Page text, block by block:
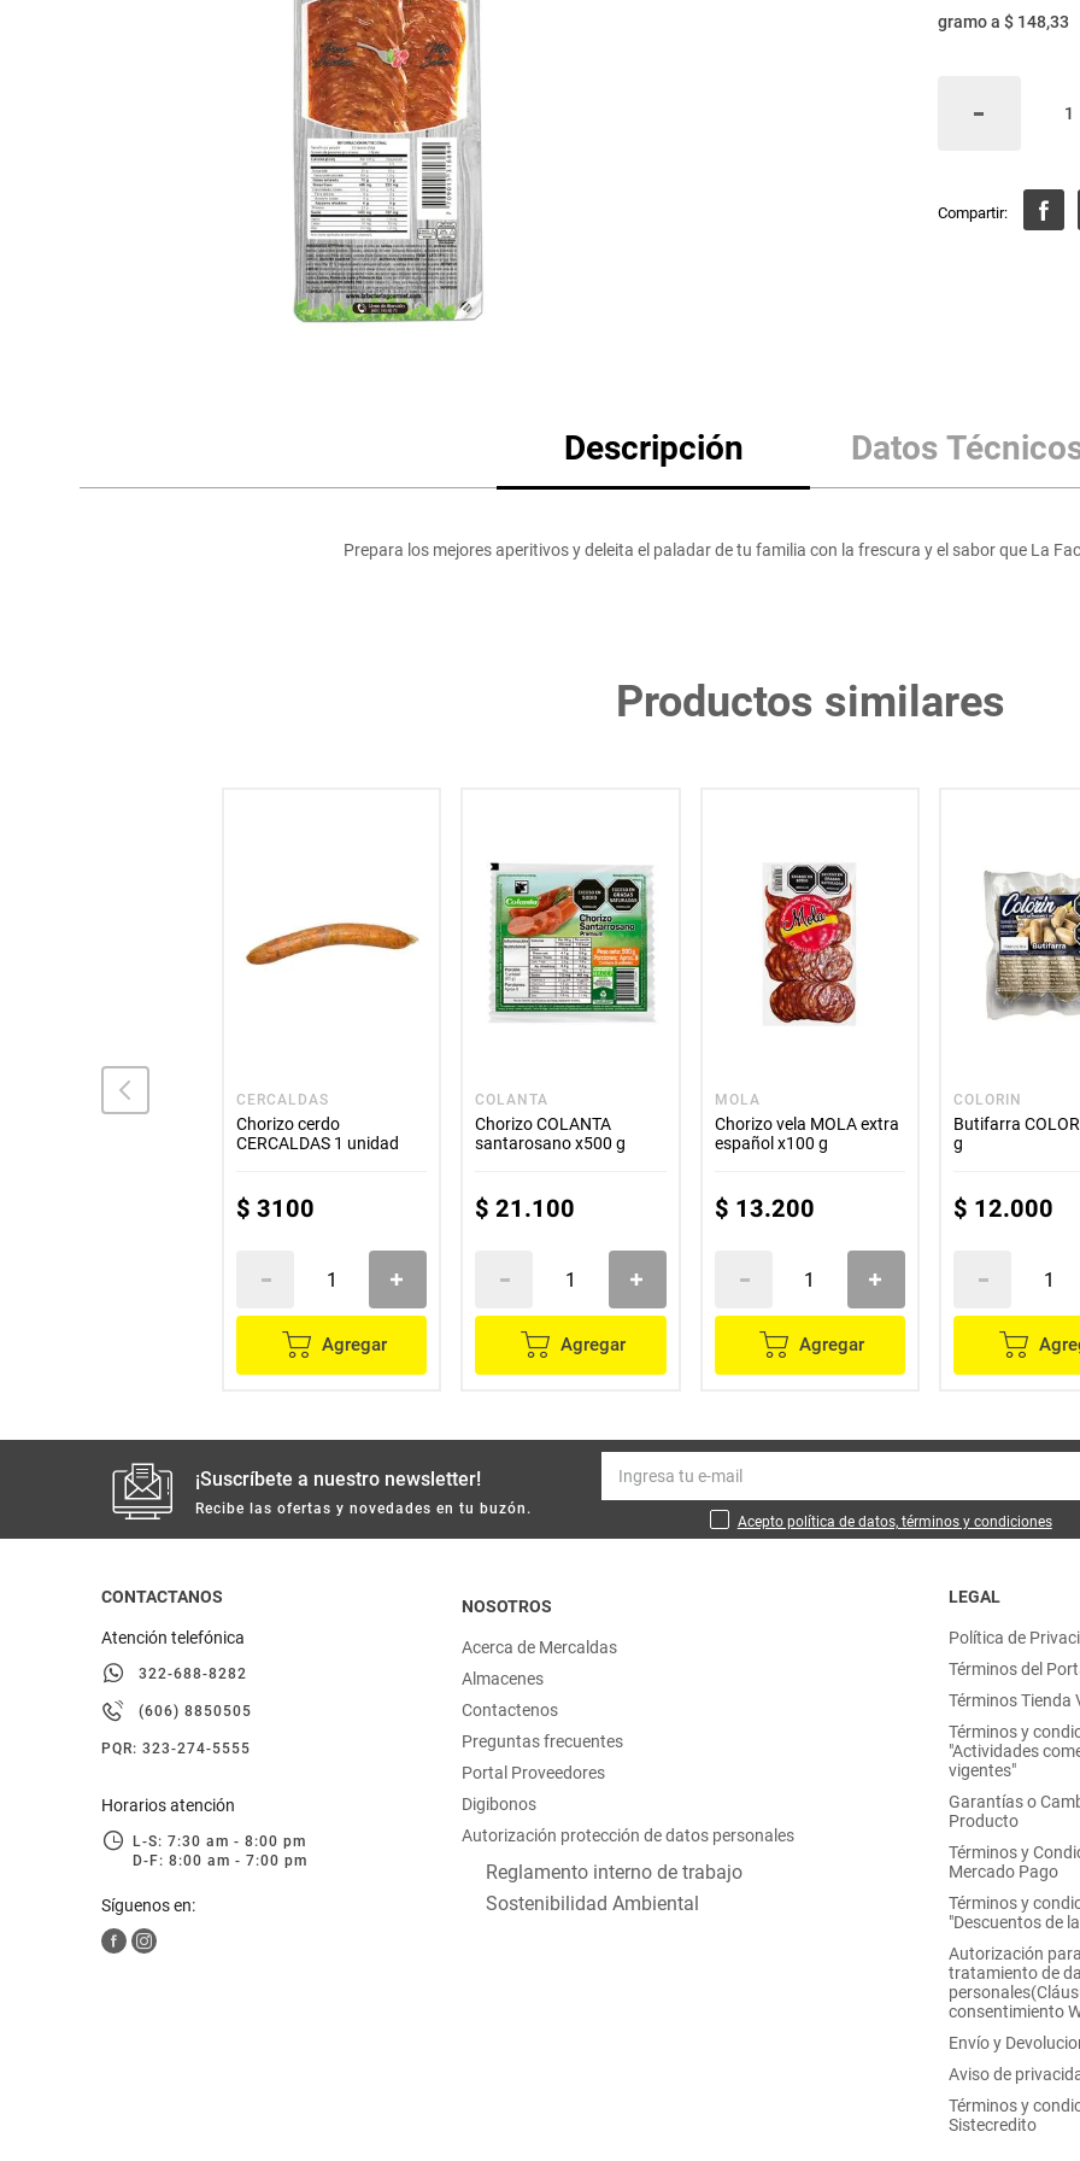
otros
gramoa $ 148,33
Descripción Datos
Prepara los mejores aperitivos y deleita el paladar de tu familia con la frescura y el sabor que La
Productos similares
CERCALDAS
Chorizo cerdo
CERCALDAS 1 unidad
$ 3100
Agregar
COLANTA
Chorizo COLANTA
santarosano x500 g
$ 21.100
Agregar
MOLA
Chorizo vela MOLA extra
español x100 g
$ 13.200
Agregar
COLORIN
Butifarra
g
$ 12.000
¡Suscríbete a nuestro newsletter!
Recibe las ofertas y novedades en tu buzón.
Acepto política de datos, términos y condiciones
CONTACTANOS
Atención telefónica
322-688-8282
(606) 8850505
PQR: 323-274-5555
Horarios atención
L-S: 7:30 am - 8:00 pm
D-F: 8:00 am - 7:00 pm
Síguenos en:
NOSOTROS
Acerca de Mercaldas
Almacenes
Contactenos
Preguntas frecuentes
Portal Proveedores
Digibonos
Autorización protección de datos personales
Reglamento interno de trabajo
Sostenibilidad Ambiental
LEGAL
Política de
Términos del
Términos Tienda
Términos y
"Actividades
vigentes"
Garantías o
Producto
Términos y
Mercado Pago
Términos y
"Descuentos de
Autorización
tratamiento de
consentimiento
Envío y
Aviso de
Términos y
Sistecredito
Mantequilla